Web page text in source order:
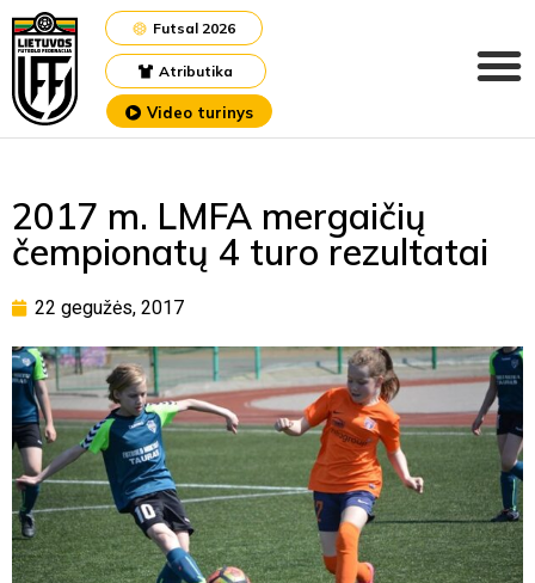
Atributika
Futsal 2026
Video turinys
2017 m. LMFA mergaičių
čempionatų 4 turo rezultatai
22 gegužės, 2017